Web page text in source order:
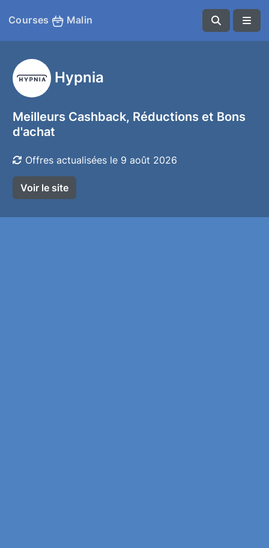
Courses Malin
Hypnia
Meilleurs Cashback, Réductions et Bons
d'achat
Offres actualisées le 9 août 2026
Voir le site